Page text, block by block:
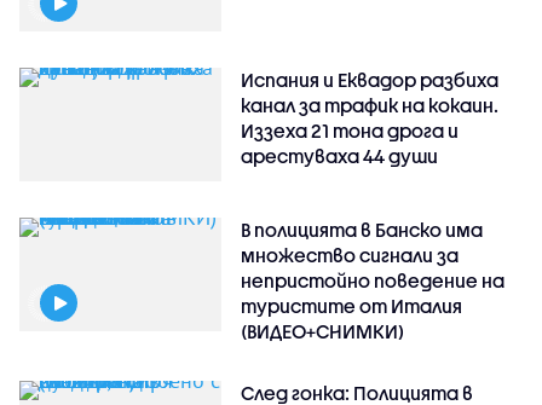
Испания и Еквадор разбиха
канал за трафик на кокаин.
Иззеха 21 тона дрога и
арестуваха 44 души
В полицията в Банско има
множество сигнали за
непристойно поведение на
туристите от Италия
(ВИДЕО+СНИМКИ)
След гонка: Полицията в